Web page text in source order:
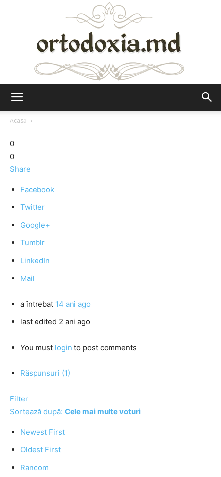
Acasă
0
0
Share
Facebook
Twitter
Google+
Tumblr
LinkedIn
Mail
a întrebat 14 ani ago
last edited 2 ani ago
You must login to post comments
Răspunsuri (1)
Filter
Sortează după: Cele mai multe voturi
Newest First
Oldest First
Random